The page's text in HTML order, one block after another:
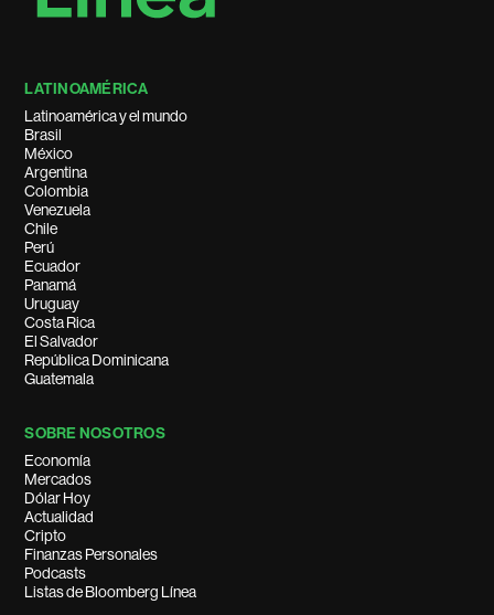
LATINOAMÉRICA
Latinoamérica y el mundo
Brasil
México
Argentina
Colombia
Venezuela
Chile
Perú
Ecuador
Panamá
Uruguay
Costa Rica
El Salvador
República Dominicana
Guatemala
SOBRE NOSOTROS
Economía
Mercados
Dólar Hoy
Actualidad
Cripto
Finanzas Personales
Podcasts
Listas de Bloomberg Línea